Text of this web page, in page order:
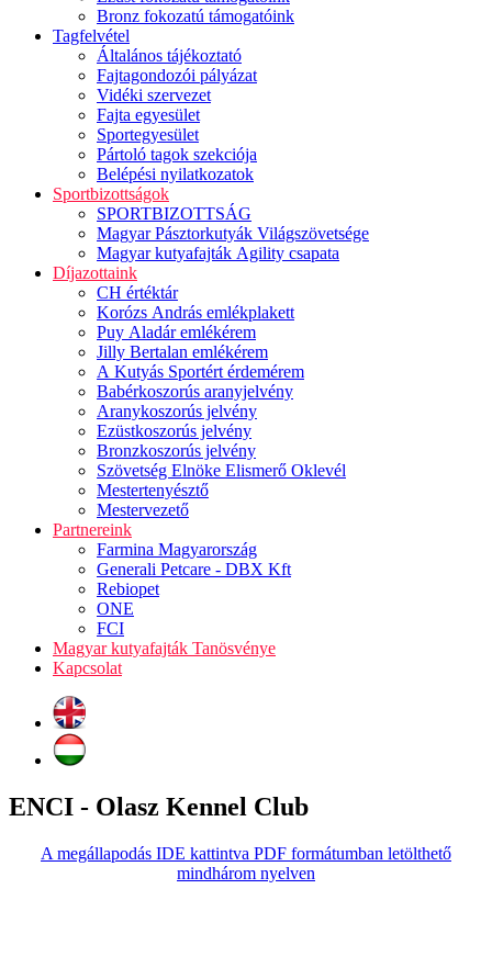
Bronz fokozatú támogatóink
Tagfelvétel
Általános tájékoztató
Fajtagondozói pályázat
Vidéki szervezet
Fajta egyesület
Sportegyesület
Pártoló tagok szekciója
Belépési nyilatkozatok
Sportbizottságok
SPORTBIZOTTSÁG
Magyar Pásztorkutyák Világszövetsége
Magyar kutyafajták Agility csapata
Díjazottaink
CH értéktár
Korózs András emlékplakett
Puy Aladár emlékérem
Jilly Bertalan emlékérem
A Kutyás Sportért érdemérem
Babérkoszorús aranyjelvény
Aranykoszorús jelvény
Ezüstkoszorús jelvény
Bronzkoszorús jelvény
Szövetség Elnöke Elismerő Oklevél
Mestertenyésztő
Mestervezető
Partnereink
Farmina Magyarország
Generali Petcare - DBX Kft
Rebiopet
ONE
FCI
Magyar kutyafajták Tanösvénye
Kapcsolat
ENCI - Olasz Kennel Club
A megállapodás IDE kattintva PDF formátumban letölthető
mindhárom nyelven